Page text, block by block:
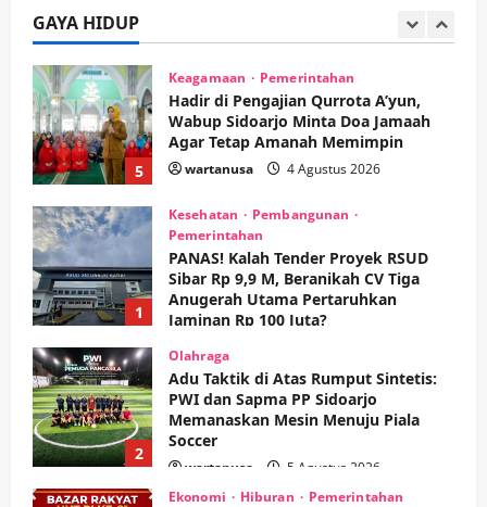
GAYA HIDUP
4
5
Keagamaan Pemerintahan
Hadir di Pengajian Qurrota A’yun,
Wabup Sidoarjo Minta Doa Jamaah
Agar Tetap Amanah Memimpin
wartanusa 4 Agustus 2026
1
Kesehatan
Pembangunan
Pemerintahan
PANAS! Kalah Tender Proyek RSUD
Sibar Rp 9,9 M, Beranikah CV Tiga
Anugerah Utama Pertaruhkan
Jaminan Rp 100 Juta?
wartanusa
2
Olahraga
Adu Taktik di Atas Rumput Sintetis:
PWI dan Sapma PP Sidoarjo
Memanaskan Mesin Menuju Piala
Soccer
wartanusa 5 Agustus 2026
Ekonomi Hiburan Pemerintahan